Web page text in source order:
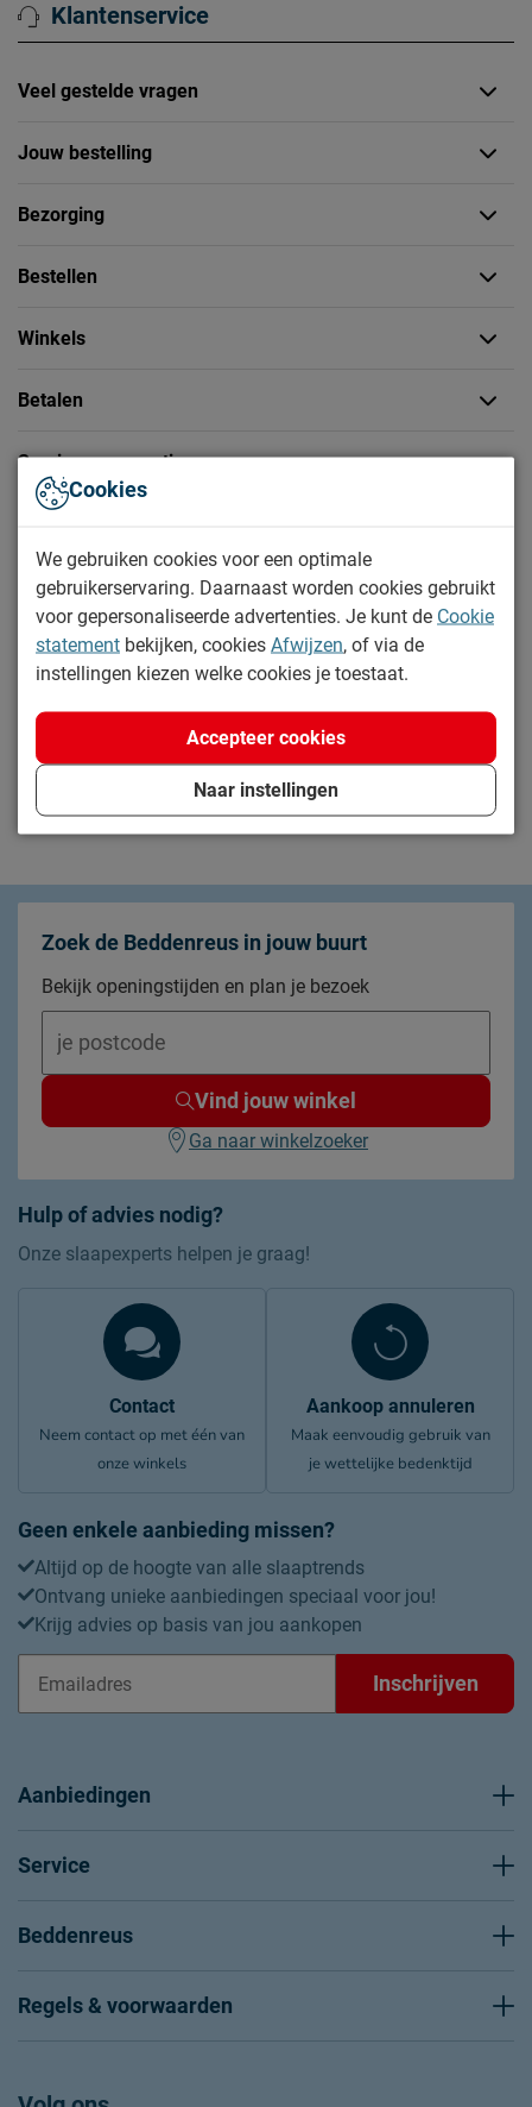
Klantenservice
Veel gestelde vragen
Jouw bestelling
Bezorging
Bestellen
Winkels
Betalen
Service en garantie
Service
Je oude matras retour
Garantie
Extra Beddenreus Garantie
Thuiswinkel Waarborg
Klachten
Hulp of advies nodig?
Onze slaapexperts helpen je graag!
Contact
Neem contact op met één van
onze winkels
Aankoop annuleren
Maak eenvoudig gebruik van
je wettelijke bedenktijd
Geen enkele aanbieding missen?
Altijd op de hoogte van alle slaaptrends
Ontvang unieke aanbiedingen speciaal voor jou!
Krijg advies op basis van jou aankopen
Inschrijven
Zoek de Beddenreus in jouw buurt
Bekijk openingstijden en plan je bezoek
Vind jouw winkel
Ga naar winkelzoeker
Aanbiedingen
Service
Beddenreus
Regels & voorwaarden
Cookies
We gebruiken cookies voor een optimale
gebruikerservaring. Daarnaast worden cookies gebruikt
voor gepersonaliseerde advertenties. Je kunt de Cookie
statement bekijken, cookies Afwijzen, of via de
instellingen kiezen welke cookies je toestaat.
Naar instellingen
Accepteer cookies